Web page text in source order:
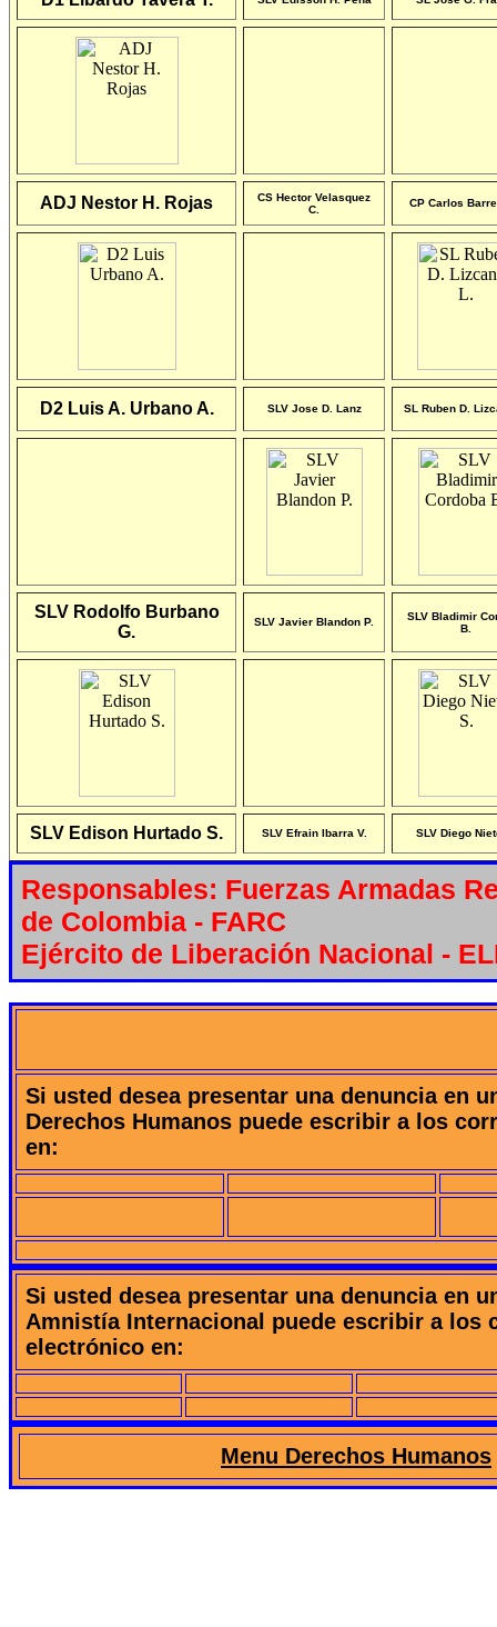
ADJ Nestor H. Rojas
CS Hector Velasquez
C.
CP Carlos
D2 Luis A. Urbano A. SLV Jose D. Lanz SL Ruben D.
SLV Rodolfo Burbano
G.
SLV Javier Blandon P.
SLV Bladimir
B.
SLV Edison Hurtado S. SLV Efrain Ibarra V. SLV Diego
Responsables: Fuerzas Armadas
de Colombia - FARC
Ejército de Liberación Nacional -
Si usted desea presentar una denuncia en
Derechos Humanos puede escribir a los
en:
Si usted desea presentar una denuncia en
Amnistía Internacional puede escribir a los
electrónico en:
Menu Derechos Humanos